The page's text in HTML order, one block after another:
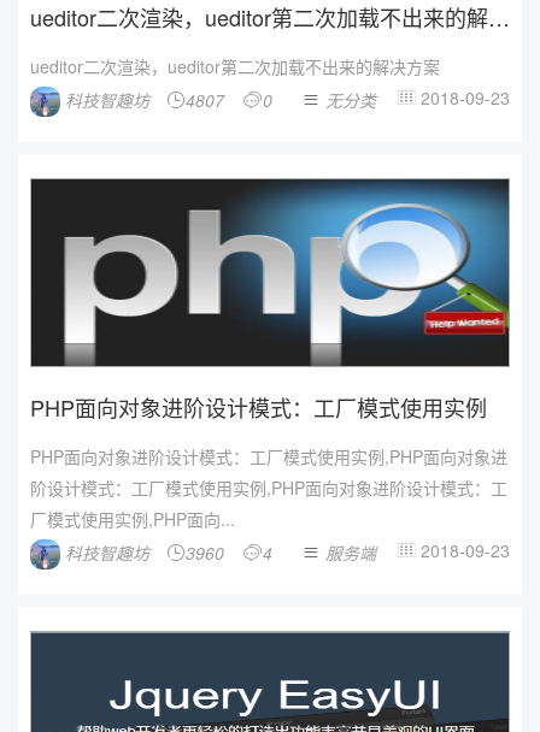
ueditor二次渲染，ueditor第二次加载不出来的解
ueditor二次渲染，ueditor第二次加载不出来的解决方案
科技智趣坊
4807 0  无分类  2018-09-23
PHP面向对象进阶设计模式：工厂模式使用实例
PHP面向对象进阶设计模式：工厂模式使用实例,PHP面向对象进
阶设计模式：工厂模式使用实例,PHP面向对象进阶设计模式：工
厂模式使用实例,PHP面向...
科技智趣坊
3960 4  服务端  2018-09-23